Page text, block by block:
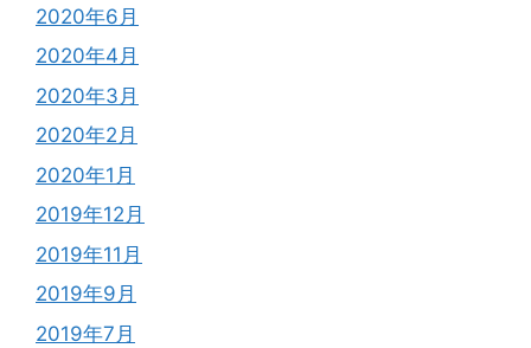
2020年6月
2020年4月
2020年3月
2020年2月
2020年1月
2019年12月
2019年11月
2019年9月
2019年7月